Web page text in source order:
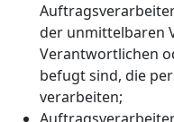
der unmittelbaren
Verantwortlichen
befugt sind, die
verarbeiten;